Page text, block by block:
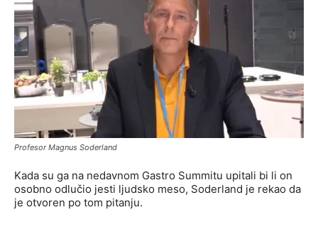
Profesor Magnus Soderland
Kada su ga na nedavnom Gastro Summitu upitali bi li on
osobno odlučio jesti ljudsko meso, Soderland je rekao da
je otvoren po tom pitanju.